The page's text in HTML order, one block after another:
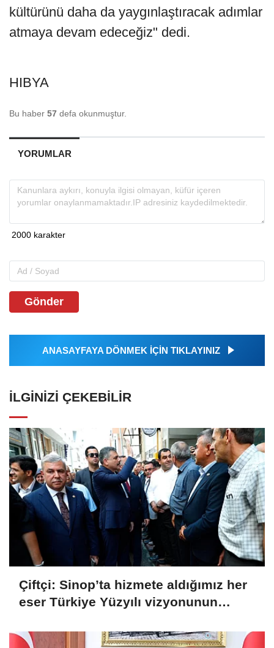
kültürünü daha da yaygınlaştıracak adımlar
atmaya devam edeceğiz" dedi.
HIBYA
Bu haber 57 defa okunmuştur.
YORUMLAR
Gönder
ANASAYFAYA DÖNMEK İÇİN TIKLAYINIZ
İLGINIZI ÇEKEBILIR
Çiftçi: Sinop’ta hizmete aldığımız her
eser Türkiye Yüzyılı vizyonunun